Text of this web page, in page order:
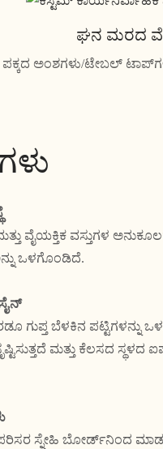
ಘನ ಮರದ
ಪಕ್ಕದ ಅಂಶಗಳು/ಟೇಬಲ್
ವೈಯಕ್ತಿಕ ವಸ್ತುಗಳ
ಒಳಗೊಂಡಿದೆ.
ಗುಪ್ತ ಬೆಳಕಿನ ಪಟ್ಟಿಗಳನ್ನು
ಮತ್ತು ಕೆಲಸದ
ಸ್ನೇಹಿ ಬೋರ್ಡ್‌ನಿಂದ